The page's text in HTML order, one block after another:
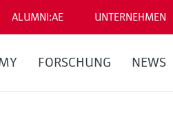
ALUMNI:AE UNTERNEHMEN
FORSCHUNG NEWS